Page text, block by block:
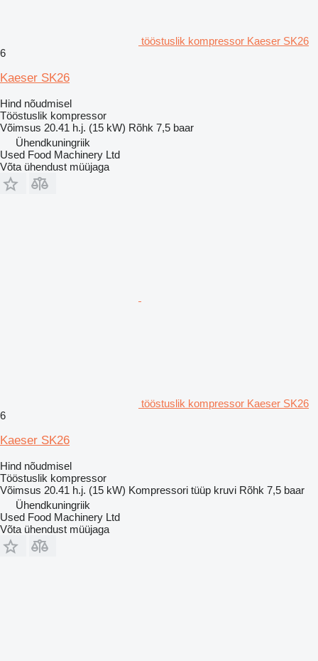
tööstuslik kompressor Kaeser SK26
6
Kaeser SK26
Hind nõudmisel
Tööstuslik kompressor
Võimsus 20.41 h.j. (15 kW) Rõhk 7,5 baar
Ühendkuningriik
Used Food Machinery Ltd
Võta ühendust müüjaga
tööstuslik kompressor Kaeser SK26
6
Kaeser SK26
Hind nõudmisel
Tööstuslik kompressor
Võimsus 20.41 h.j. (15 kW) Kompressori tüüp kruvi Rõhk 7,5 baar
Ühendkuningriik
Used Food Machinery Ltd
Võta ühendust müüjaga